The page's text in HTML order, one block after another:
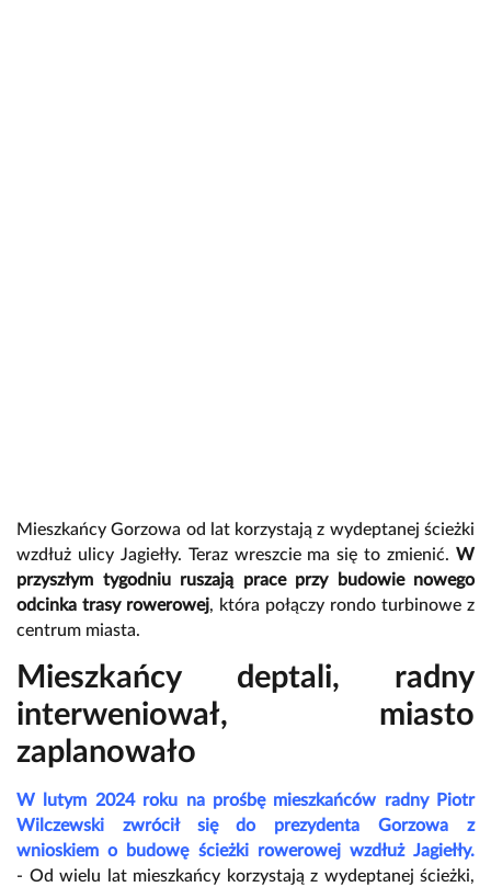
Mieszkańcy Gorzowa od lat korzystają z wydeptanej ścieżki
wzdłuż ulicy Jagiełły. Teraz wreszcie ma się to zmienić. W
przyszłym tygodniu ruszają prace przy budowie nowego
odcinka trasy rowerowej, która połączy rondo turbinowe z
centrum miasta.
Mieszkańcy deptali, radny
interweniował, miasto
zaplanowało
W lutym 2024 roku na prośbę mieszkańców radny Piotr
Wilczewski zwrócił się do prezydenta Gorzowa z
wnioskiem o budowę ścieżki rowerowej wzdłuż Jagiełły.
- Od wielu lat mieszkańcy korzystają z wydeptanej ścieżki,